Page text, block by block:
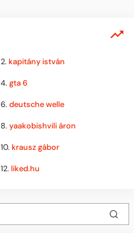
2. kapitány istván
4. gta 6
6. deutsche welle
8. yaakobishvili áron
10. krausz gábor
12. liked.hu